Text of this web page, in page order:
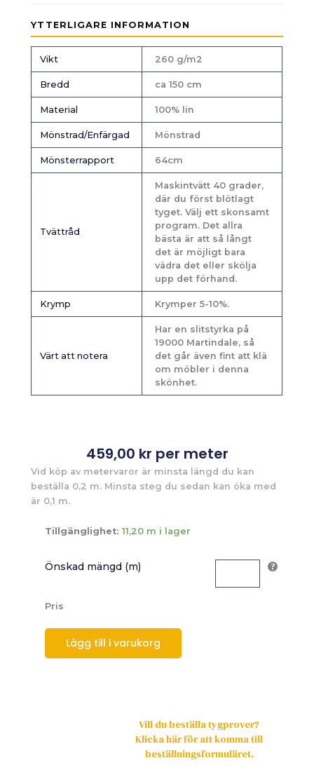
YTTERLIGARE INFORMATION
Vikt 260 g/m2
Bredd ca 150 cm
Material 100% lin
Mönstrad/Enfärgad Mönstrad
Mönsterrapport 64cm
Tvättråd
Maskintvätt 40 grader,
där du först blötlagt
tyget. Välj ett skonsamt
program. Det allra
bästa är att så långt
det är möjligt bara
vädra det eller skölja
upp det förhand.
Krymp Krymper 5-10%.
Värt att notera
Har en slitstyrka på
19000 Martindale, så
det går även fint att klä
om möbler i denna
skönhet.
459,00 kr per meter
Vid köp av metervaror är minsta längd du kan
beställa 0,2 m. Minsta steg du sedan kan öka med
är 0,1 m.
Tillgänglighet: 11,20 m i lager
Önskad mängd (m)
Pris
Lägg till i varukorg
Vill du beställa tygprover?
Klicka här för att komma till
beställningsformuläret.